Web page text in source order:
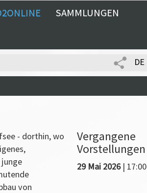
SAMMLUNGEN
DE
- dorthin, wo
junge
von
Vergangene
Vorstellungen
29 Mai 2026| 17:00